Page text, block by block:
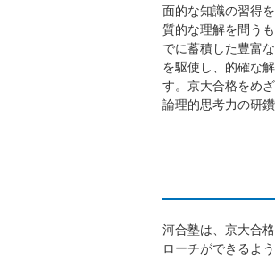
面的な知識の習得
質的な理解を問う
でに蓄積した豊富
を駆使し、的確な
す。京大合格をめ
論理的思考力の研
河合塾は、京大合
ローチができるよ